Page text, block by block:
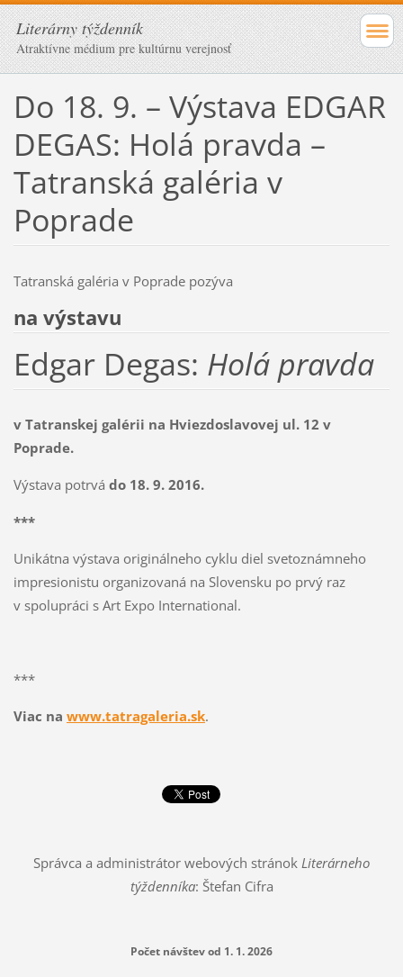
Literárny týždenník
Atraktívne médium pre kultúrnu verejnosť
Do 18. 9. – Výstava EDGAR
DEGAS: Holá pravda –
Tatranská galéria v
Poprade
Tatranská galéria v Poprade pozýva
na výstavu
Edgar Degas: Holá pravda
v Tatranskej galérii na Hviezdoslavovej ul. 12 v
Poprade.
Výstava potrvá do 18. 9. 2016.
***
Unikátna výstava originálneho cyklu diel svetoznámneho
impresionistu organizovaná na Slovensku po prvý raz
v spolupráci s Art Expo International.
***
Viac na www.tatragaleria.sk.
Správca a administrátor webových stránok Literárneho
týždenníka: Štefan Cifra
Počet návštev od 1. 1. 2026